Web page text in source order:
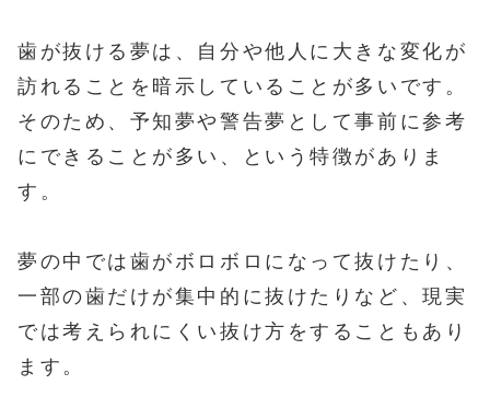
歯が抜ける夢は、自分や他人に大きな変化が
訪れることを暗示していることが多いです。
そのため、予知夢や警告夢として事前に参考
にできることが多い、という特徴がありま
す。
夢の中では歯がボロボロになって抜けたり、
一部の歯だけが集中的に抜けたりなど、現実
では考えられにくい抜け方をすることもあり
ます。